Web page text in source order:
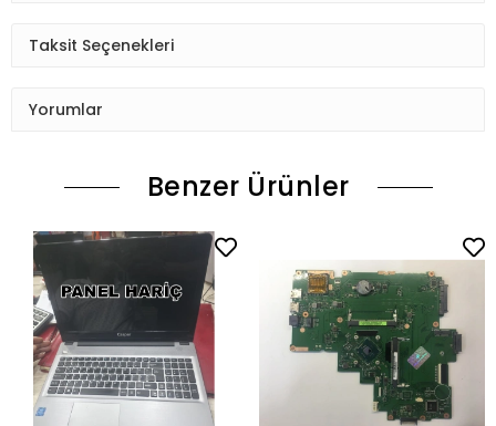
Taksit Seçenekleri
Yorumlar
Benzer Ürünler